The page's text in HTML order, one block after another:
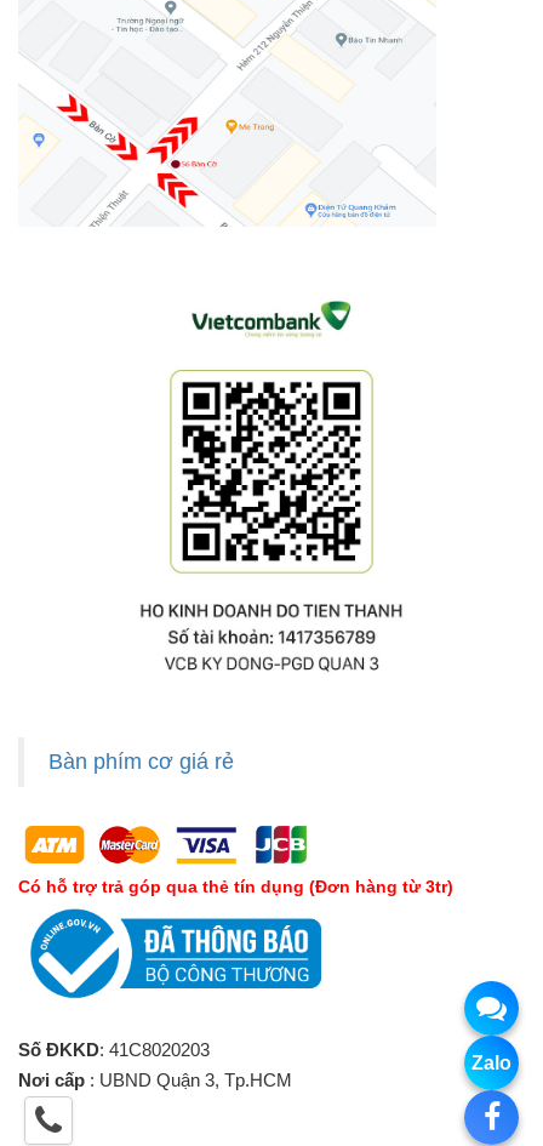
Bàn phím cơ giá rẻ
Có hỗ trợ trả góp qua thẻ tín dụng (Đơn hàng từ 3tr)
Số ĐKKD: 41C8020203
Nơi cấp : UBND Quận 3, Tp.HCM
Zalo